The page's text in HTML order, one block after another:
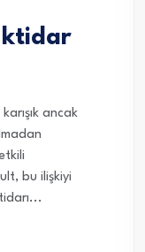
ancak
bu ilişkiyi